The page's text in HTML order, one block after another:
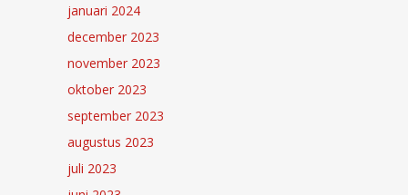
januari 2024
december 2023
november 2023
oktober 2023
september 2023
augustus 2023
juli 2023